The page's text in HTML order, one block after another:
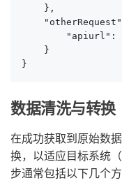
    },
"apiurl":
    }
}
数据清洗与转换
在成功获取到原始数
换，以适应目标系统
步通常包括以下几个方